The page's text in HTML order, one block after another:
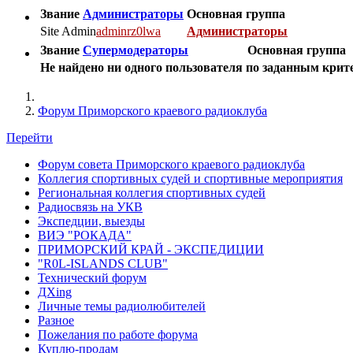
Звание Администраторы Основная группа
Site Adminadminrz0lwa
Администраторы
Звание Супермодераторы
Основная группа
Не найдено ни одного пользователя по заданным
Форум Приморского краевого радиоклуба
Перейти
Форум совета Приморского краевого радиоклуба
Коллегия спортивных судей и спортивные мероприятия
Региональная коллегия спортивных судей
Радиосвязь на УКВ
Экспедции, выезды
ВИЭ "РОКАДА"
ПРИМОРСКИЙ КРАЙ - ЭКСПЕДИЦИИ
"R0L-ISLANDS CLUB"
Технический форум
ДХing
Личные темы радиолюбителей
Разное
Пожелания по работе форума
Куплю-продам